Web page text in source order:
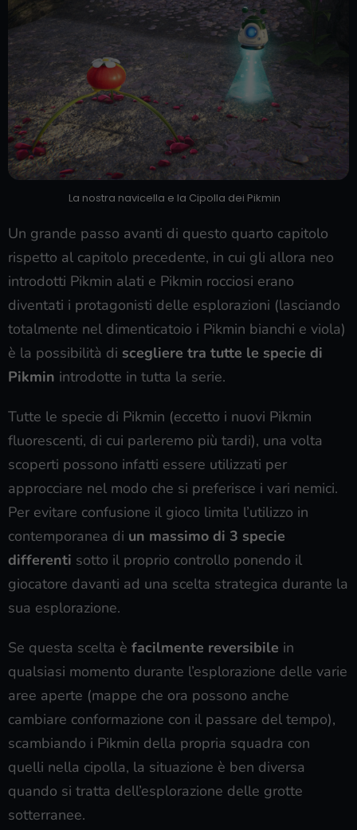
La nostra navicella e la Cipolla dei Pikmin
Un grande passo avanti di questo quarto capitolo
rispetto al capitolo precedente, in cui gli allora neo
introdotti Pikmin alati e Pikmin rocciosi erano
diventati i protagonisti delle esplorazioni (lasciando
totalmente nel dimenticatoio i Pikmin bianchi e viola)
è la possibilità di scegliere tra tutte le specie di
Pikmin introdotte in tutta la serie.
Tutte le specie di Pikmin (eccetto i nuovi Pikmin
fluorescenti, di cui parleremo più tardi), una volta
scoperti possono infatti essere utilizzati per
approcciare nel modo che si preferisce i vari nemici.
Per evitare confusione il gioco limita l’utilizzo in
contemporanea di un massimo di 3 specie
differenti sotto il proprio controllo ponendo il
giocatore davanti ad una scelta strategica durante la
sua esplorazione.
Se questa scelta è facilmente reversibile in
qualsiasi momento durante l’esplorazione delle varie
aree aperte (mappe che ora possono anche
cambiare conformazione con il passare del tempo),
scambiando i Pikmin della propria squadra con
quelli nella cipolla, la situazione è ben diversa
quando si tratta dell’esplorazione delle grotte
sotterranee.